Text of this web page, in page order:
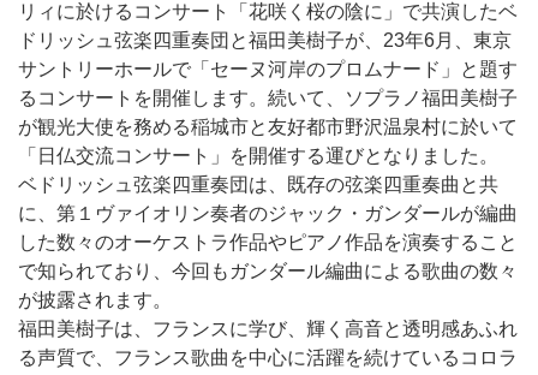
リィに於けるコンサート「花咲く桜の陰に」で共演したベ
ドリッシュ弦楽四重奏団と福田美樹子が、23年6月、東京
サントリーホールで「セーヌ河岸のプロムナード」と題す
るコンサートを開催します。続いて、ソプラノ福田美樹子
が観光大使を務める稲城市と友好都市野沢温泉村に於いて
「日仏交流コンサート」を開催する運びとなりました。
ベドリッシュ弦楽四重奏団は、既存の弦楽四重奏曲と共
に、第１ヴァイオリン奏者のジャック・ガンダールが編曲
した数々のオーケストラ作品やピアノ作品を演奏すること
で知られており、今回もガンダール編曲による歌曲の数々
が披露されます。
福田美樹子は、フランスに学び、輝く高音と透明感あふれ
る声質で、フランス歌曲を中心に活躍を続けているコロラ